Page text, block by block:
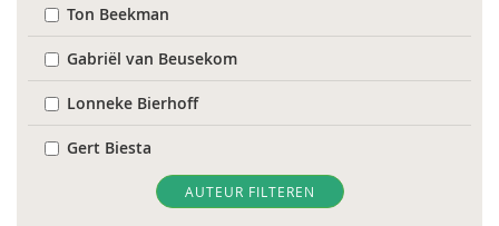
Ton Beekman
Gabriël van Beusekom
Lonneke Bierhoff
Gert Biesta
I. Van der Bij AUTEUR FILTEREN